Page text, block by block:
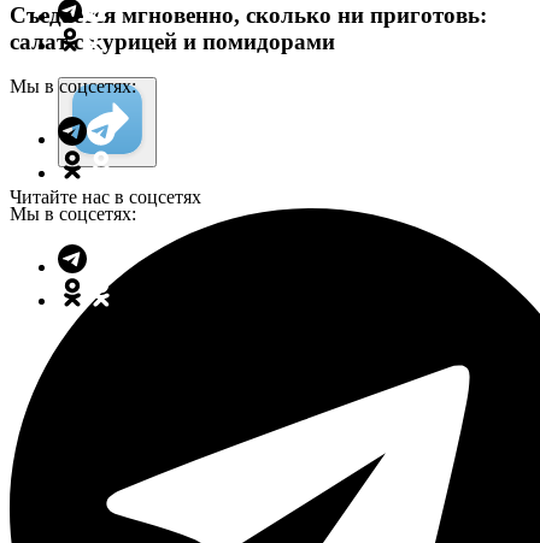
Мы в соцсетях:
Мы в соцсетях:
Съедается мгновенно, сколько ни приготовь:
салат с курицей и помидорами
Читайте нас в соцсетях